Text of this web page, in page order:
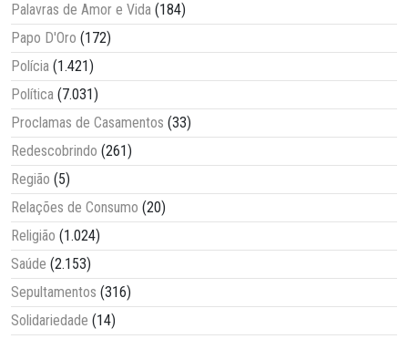
Palavras de Amor e Vida (184)
Papo D'Oro (172)
Polícia (1.421)
Política (7.031)
Proclamas de Casamentos (33)
Redescobrindo (261)
Região (5)
Relações de Consumo (20)
Religião (1.024)
Saúde (2.153)
Sepultamentos (316)
Solidariedade (14)